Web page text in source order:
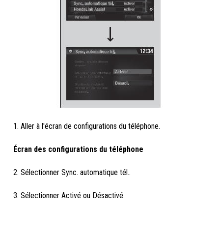
1. Aller à l'écran de configurations du téléphone.
Écran des configurations du téléphone
2. Sélectionner Sync. automatique tél..
3. Sélectionner Activé ou Désactivé.